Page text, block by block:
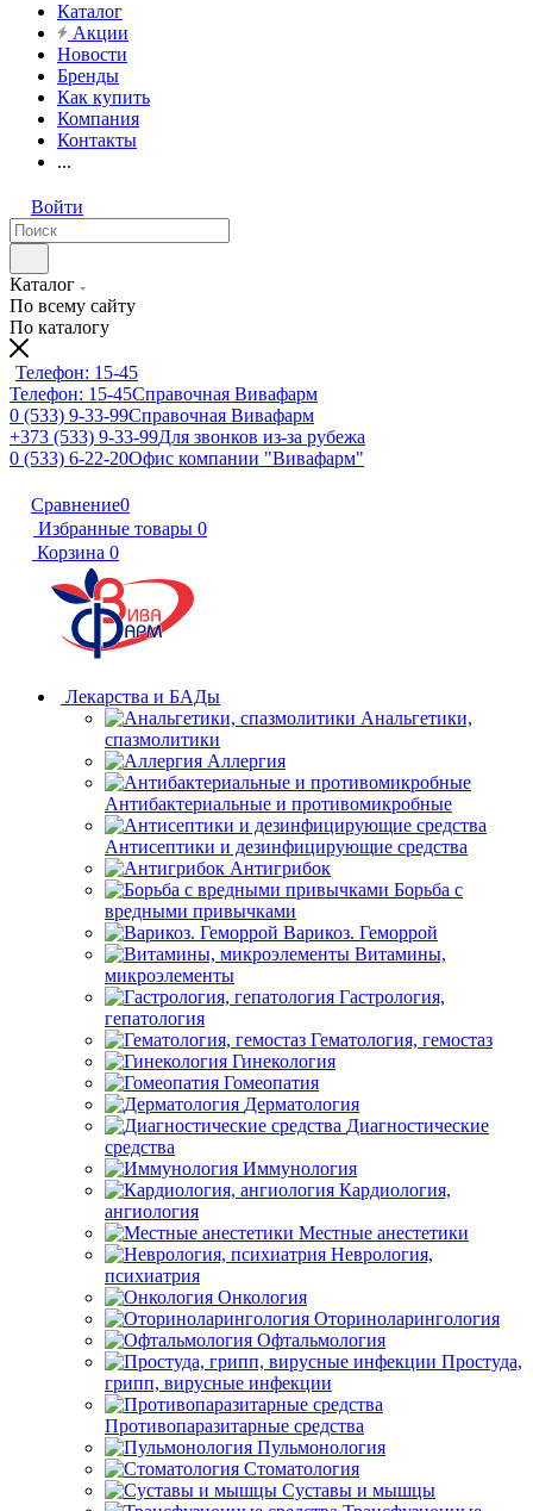
Каталог
Акции
Новости
Бренды
Как купить
Компания
Контакты
...
Войти
Каталог
По всему сайту
По каталогу
Телефон: 15-45
Телефон: 15-45Справочная Вивафарм
0 (533) 9-33-99Справочная Вивафарм
+373 (533) 9-33-99Для звонков из-за рубежа
0 (533) 6-22-20Офис компании "Вивафарм"
Сравнение0
Избранные товары 0
Корзина 0
Лекарства и БАДы
Анальгетики,
спазмолитики
Аллергия
Антибактериальные и противомикробные
Антисептики и дезинфицирующие средства
Антигрибок
Борьба с
вредными привычками
Варикоз. Геморрой
Витамины,
микроэлементы
Гастрология,
гепатология
Гематология, гемостаз
Гинекология
Гомеопатия
Дерматология
Диагностические
средства
Иммунология
Кардиология,
ангиология
Местные анестетики
Неврология,
психиатрия
Онкология
Оториноларингология
Офтальмология
Простуда,
грипп, вирусные инфекции
Противопаразитарные средства
Пульмонология
Стоматология
Суставы и мышцы